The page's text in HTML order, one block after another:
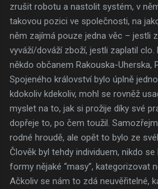
zrušit robotu a nastolit systém, v
takovou pozici ve společnosti, na
něm zajímá pouze jedna věc – jestli
vyváží/dováží zboží, jestli zaplatil clo.
někdo občanem Rakouska-Uherska,
Spojeného království bylo úplně
kdokoliv kdekoliv, mohl se rovněž
myslet na to, jak si prožije díky své
dopřeje to, po čem toužil.
rodné hroudě, ale opět to bylo ze
Člověk byl tehdy individuem, nikdo
formy nějaké “masy”, kategorizovat
Ačkoliv se nám to zdá neuvěřitelné,